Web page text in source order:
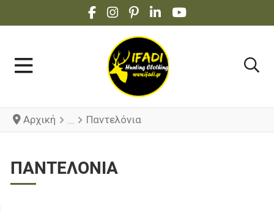
FACEBOOK SOCIAL LINK
INSTAGRAM SOCIAL LINK
PINTEREST SOCIAL LINK
LINKEDIN SOCIAL LINK
YOUTUBE SOCIAL
Αρχική Παντελόνια
ΠΑΝΤΕΛΌΝΙΑ